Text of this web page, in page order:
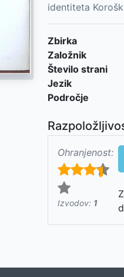
identiteta
Zbirka
Založnik
Število strani
Jezik
Področje
Ohranjenost:
Izvodov: 1